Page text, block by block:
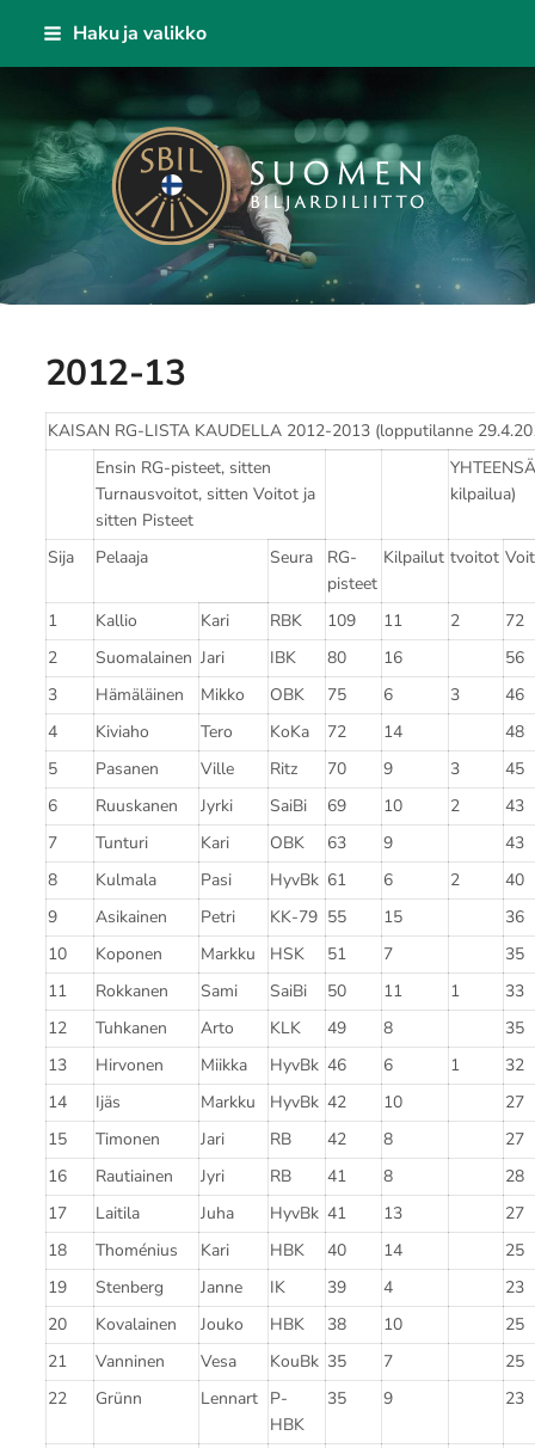
Siirry
Haku ja valikko
KAISA - Suomen Biljardiliitto ry
2012-13
KAISAN RG-LISTA KAUDELLA 2012-2013 (lopputilanne
Ensin RG-pisteet, sitten
Turnausvoitot, sitten Voitot ja
sitten Pisteet
kilpailua)
Sija Pelaaja Seura
RG-
pisteet
Kilpailut tvoitot
1 Kallio Kari RBK 109 11 2
72
2
Suomalainen Jari IBK 80 16
56
3
Hämäläinen Mikko OBK 75 6 3
46
4
Kiviaho Tero KoKa 72 14
48
5
Pasanen Ville Ritz 70 9 3
45
6
Ruuskanen Jyrki SaiBi 69 10 2
43
7
Tunturi Kari OBK 63 9
43
8
Kulmala Pasi HyvBk 61 6 2
40
9
Asikainen Petri KK-79 55 15
36
10
Koponen Markku HSK 51 7
35
11
Rokkanen Sami SaiBi 50 11 1
33
12
Tuhkanen Arto KLK 49 8
35
13
Hirvonen Miikka HyvBk 46 6 1
32
14
Ijäs Markku HyvBk 42 10
27
15
Timonen Jari RB 42 8
27
16
Rautiainen Jyri RB 41 8
28
17
Laitila Juha HyvBk 41 13
27
18
Thoménius Kari HBK 40 14
25
19
Stenberg Janne IK 39 4
23
20
Kovalainen Jouko HBK 38 10
25
21
Vanninen Vesa KouBk 35 7
25
22
Grünn Lennart P-
HBK
35 9 23